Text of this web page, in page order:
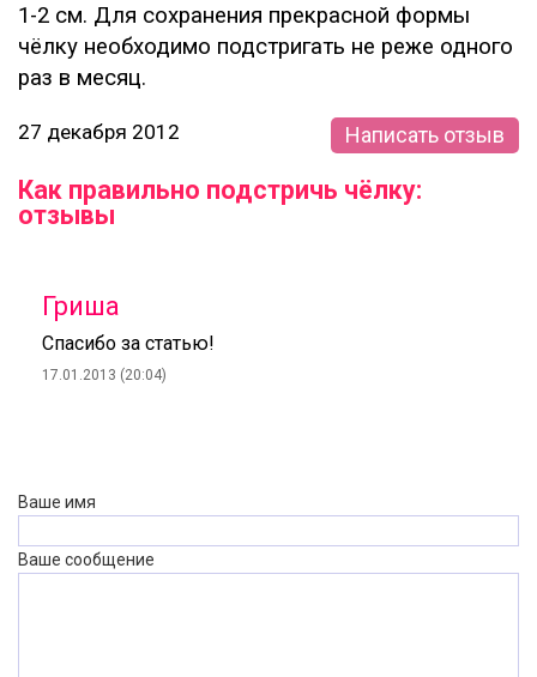
1-2 см. Для сохранения прекрасной формы
чёлку необходимо подстригать не реже одного
раз в месяц.
27 декабря 2012 Написать отзыв
Как правильно подстричь чёлку:
отзывы
Гриша
Спасибо за статью!
17.01.2013 (20:04)
Ваше имя
Ваше сообщение